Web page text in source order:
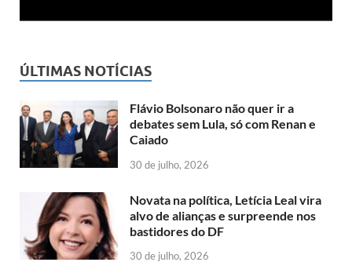
ÚLTIMAS NOTÍCIAS
Flávio Bolsonaro não quer ir a
debates sem Lula, só com Renan e
Caiado
30 de julho, 2026
Novata na política, Letícia Leal vira
alvo de alianças e surpreende nos
bastidores do DF
30 de julho, 2026